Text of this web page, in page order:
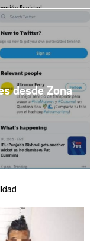
desde Zona